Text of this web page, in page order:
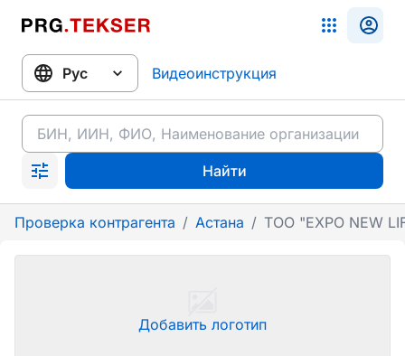
Видеоинструкция
Найти
Проверка контрагента / Астана / ТОО "EXPO NEW
Добавить логотип